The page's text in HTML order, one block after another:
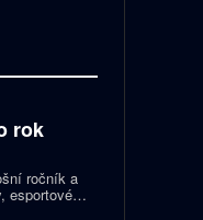
rok
ročník a
esportové
nechybějí